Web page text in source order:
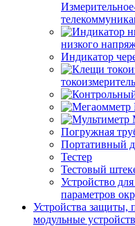
низкого
Индикатор
Погружная
Портативный
Тестер
Тестовый
Устройство
параметров
Устройства защиты,
модульные